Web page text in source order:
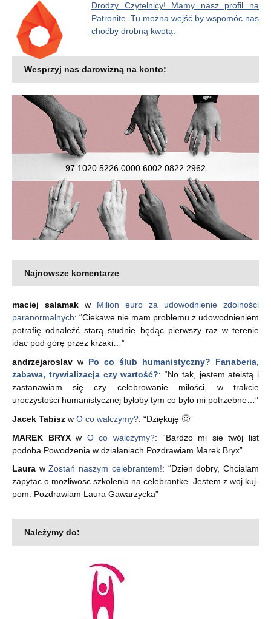
Drodzy Czytelnicy! Mamy nasz profil na
Patronite. Tu można wejść by wspomóc nas
choćby drobną kwotą.
Wesprzyj nas darowizną na konto:
97 1020 5226 0000 6002 0822 2962
Najnowsze komentarze
maciej salamak w Milion euro za udowodnienie zdolności
paranormalnych: “Ciekawe nie mam problemu z udowodnieniem
potrafię odnaleźć starą studnie będąc pierwszy raz w terenie
idac pod górę przez krzaki… ”
andrzejaroslav w Po co ślub humanistyczny? Fanaberia,
zabawa, trywializacja czy wartość?: “No tak, jestem ateistą i
zastanawiam się czy celebrowanie miłości, w trakcie
uroczystości humanistycznej byłoby tym co było mi potrzebne… ”
Jacek Tabisz w O co walczymy?: “Dziękuję 🙂”
MAREK BRYXw O co walczymy?: “Bardzo mi sie twój list
podoba Powodzenia w działaniach Pozdrawiam Marek Bryx”
Laura wZostań naszym celebrantem!: “Dzien dobry, Chcialam
zapytac o mozliwosc szkolenia na celebrantke. Jestem z woj kuj-
pom. Pozdrawiam Laura Gawarzycka”
Należymy do: